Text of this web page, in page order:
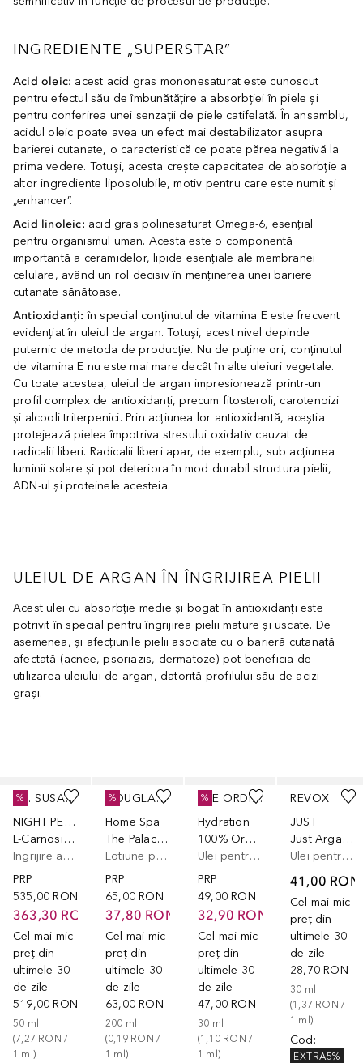
INGREDIENTE „SUPERSTAR”
Acid oleic: acest acid gras mononesaturat este cunoscut
pentru efectul său de îmbunătățire a absorbției în piele și
pentru conferirea unei senzații de piele catifelată. În ansamblu,
acidul oleic poate avea un efect mai destabilizator asupra
barierei cutanate, o caracteristică ce poate părea negativă la
prima vedere. Totuși, acesta crește capacitatea de absorbție a
altor ingrediente liposolubile, motiv pentru care este numit și
„enhancer”.
Acid linoleic: acid gras polinesaturat Omega-6, esențial
pentru organismul uman. Acesta este o componentă
importantă a ceramidelor, lipide esențiale ale membranei
celulare, având un rol decisiv în menținerea unei bariere
cutanate sănătoase.
Antioxidanți: în special conținutul de vitamina E este frecvent
evidențiat în uleiul de argan. Totuși, acest nivel depinde
puternic de metoda de producție. Nu de puține ori, conținutul
de vitamina E nu este mai mare decât în alte uleiuri vegetale.
Cu toate acestea, uleiul de argan impresionează printr-un
profil complex de antioxidanți, precum fitosteroli, carotenoizi
și alcooli triterpenici. Prin acțiunea lor antioxidantă, aceștia
protejează pielea împotriva stresului oxidativ cauzat de
radicalii liberi. Radicalii liberi apar, de exemplu, sub acțiunea
luminii solare și pot deteriora în mod durabil structura pielii,
ADN-ul și proteinele acesteia.
ULEIUL DE ARGAN ÎN ÎNGRIJIREA PIELII
Acest ulei cu absorbție medie și bogat în antioxidanți este
potrivit în special pentru îngrijirea pielii mature și uscate. De
asemenea, și afecțiunile pielii asociate cu o barieră cutanată
afectată (acnee, psoriazis, dermatoze) pot beneficia de
utilizarea uleiului de argan, datorită profilului său de acizi
grași.
DR. SUSANNE VON SCHMIEDEBERG
NIGHT PERFORMER
L-Carnosine Night Performer Anti-A.G.E
Ingrijire anti-imbatranire
PRP
535,00 RON
363,30 RON
Cel mai mic
preț din
ultimele 30
de zile
519,00 RON
50 ml
(7,27 RON /
1 ml )
%
DOUGLAS COLLECTION
Home Spa
The Palace of Orient Body Lotion
Lotiune pentru corp
PRP
65,00 RON
37,80 RON
Cel mai mic
preț din
ultimele 30
de zile
63,00 RON
200 ml
(0,19 RON /
1 ml )
%
THE ORDINARY
Hydration
100% Organic Cold-pressed Moroccan Argan Oil
Ulei pentru fata
PRP
49,00 RON
32,90 RON
Cel mai mic
preț din
ultimele 30
de zile
47,00 RON
30 ml
(1,10 RON /
1 ml )
%
REVOX
JUST
Just Argan Oil 100%
Ulei pentru fata
41,00 RON
Cel mai mic
preț din
ultimele 30
de zile
28,70 RON
30 ml
(1,37 RON /
1 ml )
Cod :
EXTRA5%